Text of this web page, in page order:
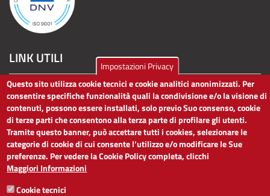
LINK UTILI
Dichiarazione di accessibilità
Obiettivi di accessibilità
Segnalaci problemi di accessibilità
Note legali
Privacy
Accesso riservato
ACCESSIBILITÀ
Impostazioni Privacy
Questo sito utilizza cookie tecnici e cookie analitici anonimizzati. Per
consentire specifiche funzionalità quali la condivisione e/o la visione di
contenuti, possono essere installati, solo previo Suo consenso, cookie
di terze parti che consentono alla terza parte di profilare gli utenti.
Tramite questo banner, può accettare tutti i cookies, selezionare le
categorie di cookie di cui consente l’utilizzo e/o modificare le Sue
preferenze. Per vedere la Cookie Policy completa, clicchi
Maggiori Informazioni
Cookie tecnici